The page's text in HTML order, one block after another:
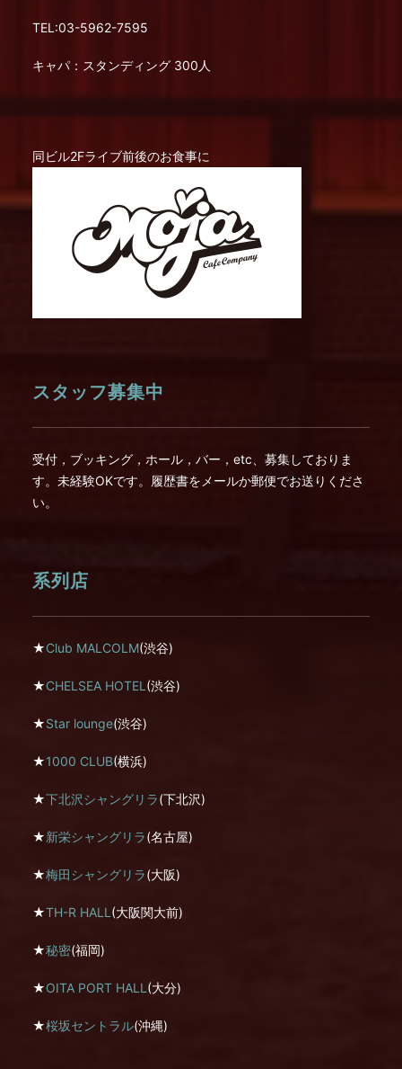
TEL:03-5962-7595
キャパ：スタンディング 300人
同ビル2Fライブ前後のお食事に
スタッフ募集中
受付，ブッキング，ホール，バー，etc、募集しておりま
す。未経験OKです。履歴書をメールか郵便でお送りくださ
い。
系列店
★Club MALCOLM(渋谷)
★CHELSEA HOTEL (渋谷)
★Star lounge(渋谷)
★1000 CLUB(横浜)
★下北沢シャングリラ(下北沢)
★新栄シャングリラ(名古屋)
★梅田シャングリラ(大阪)
★TH-R HALL (大阪関大前)
★秘密(福岡)
★OITA PORT HALL (大分)
★桜坂セントラル(沖縄)